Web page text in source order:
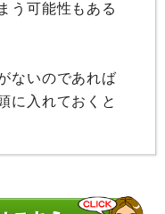
う可能性もある
ないのであれば
に入れておくと